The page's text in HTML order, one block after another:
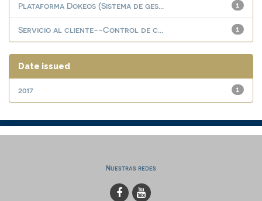
1
Plataforma Dokeos (Sistema de ges...
1
Servicio al cliente--Control de c...
Date issued
1
2017
Nuestras redes